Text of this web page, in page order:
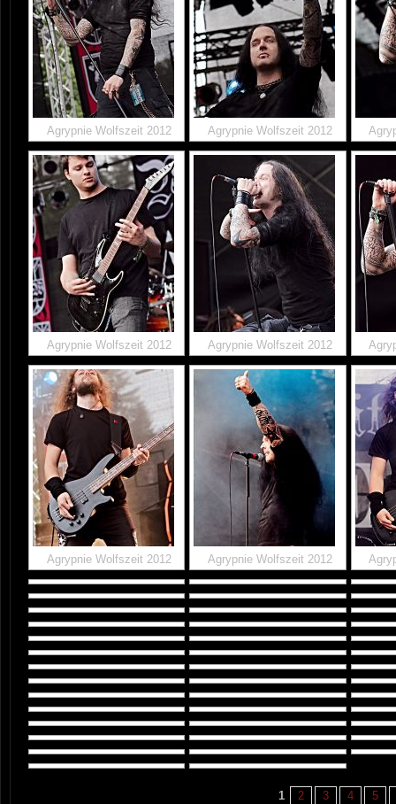
Agrypnie Wolfszeit 2012 Agrypnie Wolfszeit 2012
Agrypnie Wolfszeit 2012 Agrypnie Wolfszeit 2012
Agrypnie Wolfszeit 2012 Agrypnie Wolfszeit 2012
1 2 3 4 5